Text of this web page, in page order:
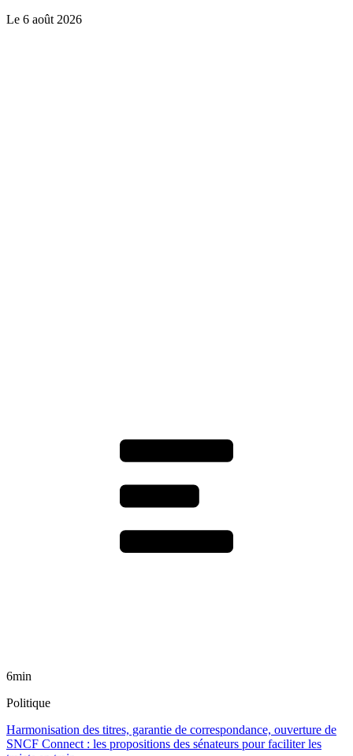
Le 6 août 2026
6min
Politique
Harmonisation des titres, garantie de correspondance, ouverture de
SNCF Connect : les propositions des sénateurs pour faciliter les